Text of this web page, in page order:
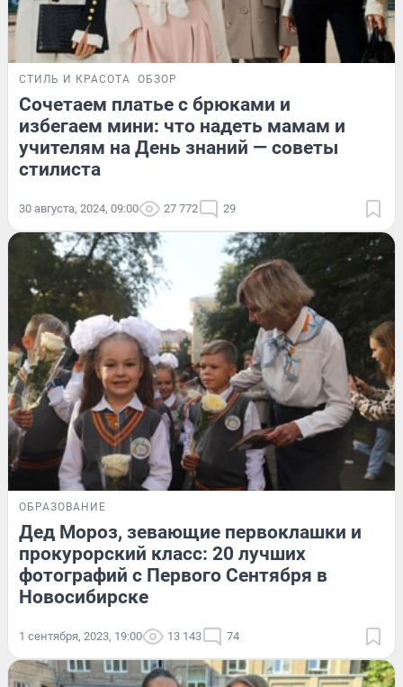
СТИЛЬ И КРАСОТА ОБЗОР
Сочетаем платье с брюками и
избегаем мини: что надеть мамам и
учителям на День знаний — советы
стилиста
30 августа, 2024, 09:00 27 772 29
ОБРАЗОВАНИЕ
Дед Мороз, зевающие первоклашки и
прокурорский класс: 20 лучших
фотографий с Первого Сентября в
Новосибирске
1 сентября, 2023, 19:00 13 143 74